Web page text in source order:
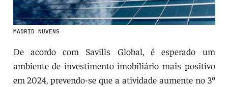
MADRID NUVENS
De acordo com Savills Global, é esperado um
ambiente de investimento imobiliário mais positivo
em 2024, prevendo-se que a atividade aumente no 3º